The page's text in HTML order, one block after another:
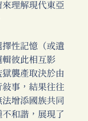
理解現代東亞
性記憶（或遺
彼此相互影
襲產取決於由
事，結果往往
增添國族共同
和諧，展現了